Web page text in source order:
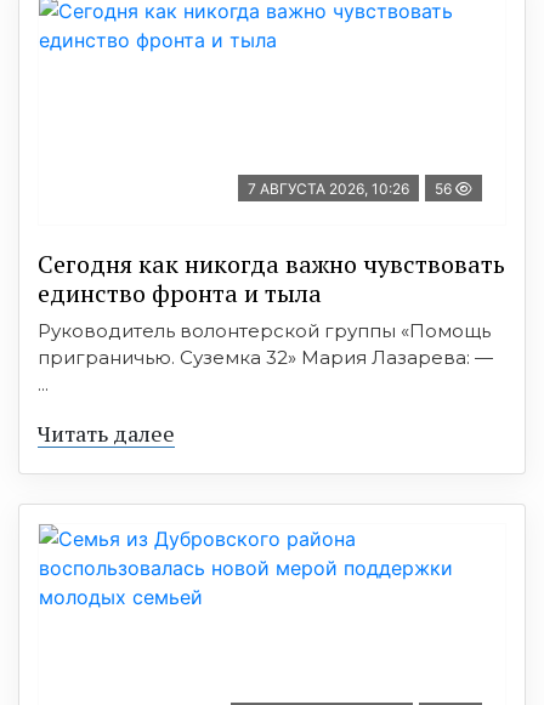
7 АВГУСТА 2026, 10:26 56
Сегодня как никогда важно чувствовать
единство фронта и тыла
Руководитель волонтерской группы «Помощь
приграничью. Суземка 32» Мария Лазарева: —
...
Читать далее